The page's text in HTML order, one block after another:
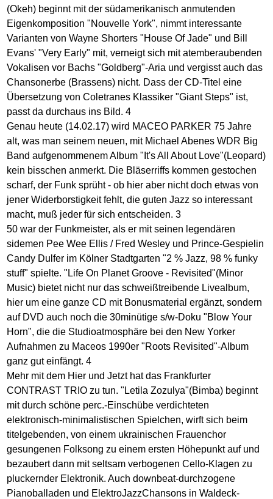
(Okeh) beginnt mit der südamerikanisch anmutenden
Eigenkomposition "Nouvelle York", nimmt interessante
Varianten von Wayne Shorters "House Of Jade" und Bill
Evans' "Very Early" mit, verneigt sich mit atemberaubenden
Vokalisen vor Bachs "Goldberg"-Aria und vergisst auch das
Chansonerbe (Brassens) nicht. Dass der CD-Titel eine
Übersetzung von Coletranes Klassiker "Giant Steps" ist,
passt da durchaus ins Bild. 4
Genau heute (14.02.17) wird MACEO PARKER 75 Jahre
alt, was man seinem neuen, mit Michael Abenes WDR Big
Band aufgenommenem Album "It's All About Love"(Leopard)
kein bisschen anmerkt. Die Bläserriffs kommen gestochen
scharf, der Funk sprüht - ob hier aber nicht doch etwas von
jener Widerborstigkeit fehlt, die guten Jazz so interessant
macht, muß jeder für sich entscheiden. 3
50 war der Funkmeister, als er mit seinen legendären
sidemen Pee Wee Ellis / Fred Wesley und Prince-Gespielin
Candy Dulfer im Kölner Stadtgarten "2 % Jazz, 98 % funky
stuff" spielte. "Life On Planet Groove - Revisited"(Minor
Music) bietet nicht nur das schweißtreibende Livealbum,
hier um eine ganze CD mit Bonusmaterial ergänzt, sondern
auf DVD auch noch die 30minütige s/w-Doku "Blow Your
Horn", die die Studioatmosphäre bei den New Yorker
Aufnahmen zu Maceos 1990er "Roots Revisited"-Album
ganz gut einfängt. 4
Mehr mit dem Hier und Jetzt hat das Frankfurter
CONTRAST TRIO zu tun. "Letila Zozulya"(Bimba) beginnt
mit durch schöne perc.-Einschübe verdichteten
elektronisch-minimalistischen Spielchen, wirft sich beim
titelgebenden, von einem ukrainischen Frauenchor
gesungenen Folksong zu einem ersten Höhepunkt auf und
bezaubert dann mit seltsam verbogenen Cello-Klagen zu
pluckernder Elektronik. Auch downbeat-durchzogene
Pianoballaden und ElektroJazzChansons in Waldeck-